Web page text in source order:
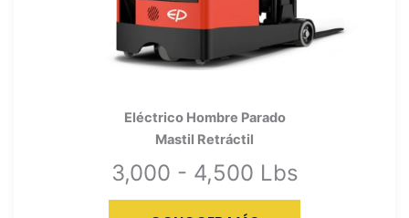
Eléctrico Hombre Parado
Mastil Retráctil
3,000 - 4,500 Lbs